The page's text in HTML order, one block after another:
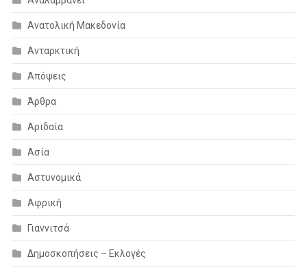
Ανατολική Μακεδονία
Ανταρκτική
Απόψεις
Άρθρα
Αριδαία
Ασία
Αστυνομικά
Αφρική
Γιαννιτσά
Δημοσκοπήσεις – Εκλογές